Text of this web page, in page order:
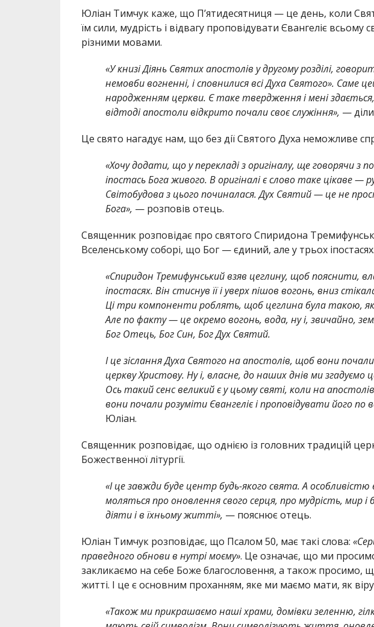
Юліан Тимчук каже, що П’ятидесятниця — це день, коли
їм сили, мудрість і відвагу проповідувати Євангеліє всьому
різними мовами.
«У книзі Діянь Святих апостолів у другому розділі,
немовби вогненні, і сповнилися всі Духа Святого». Саме
народженням церкви. Є таке твердження і мені
відтоді апостоли відкрито почали своє служіння», —
Це свято нагадує нам, що без дії Святого Духа неможливе
«Хочу додати, що у перекладі з оригіналу, ще говорячи з
іпостась Бога живого. В оригіналі є слово таке цікаве
Світобудова з цього починалася. Дух Святий — це не
Бога», — розповів отець.
Священник розповідає про святого Спиридона
Вселенському соборі, що Бог — єдиний, але у трьох іпостасях.
«Спиридон Тремифунський взяв цеглину, щоб пояснити,
іпостасях. Він стиснув її і уверх пішов вогонь, вниз
Ці три компоненти роблять, щоб цеглина була такою,
Але по факту — це окремо вогонь, вода, ну і, звичайно,
Бог Отець, Бог Син, Бог Дух Святий.
І це зіслання Духа Святого на апостолів, щоб вони
церкву Христову. Ну і, власне, до наших днів ми згадуємо
Ось такий сенс великий є у цьому святі, коли на
вони почали розуміти Євангеліє і проповідувати його по
Юліан.
Священник розповідає, що однією із головних традицій
Божественної літургії.
«І це завжди буде центр будь-якого свята. А
моляться про оновлення свого серця, про мудрість, мир
діяти і в їхньому житті», — пояснює отець.
Юліан Тимчук розповідає, що Псалом 50, має такі слова:
праведного обнови в нутрі моєму». Це означає, що ми
закликаємо на себе Боже благословення, а також просимо,
житті. І це є основним проханням, яке ми маємо мати, як
«Також ми прикрашаємо наші храми, домівки зеленню,